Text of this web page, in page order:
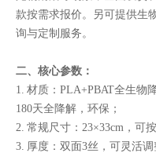
款按需求报价。另可提供生
询与定制服务。
二、核心参数：
1. 材质：PLA+PBAT全生物
180天全降解，环保；
2. 常规尺寸：23×33cm，可
3. 厚度：双面3丝，可灵活调